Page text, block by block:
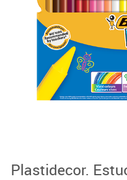
Plastidecor.